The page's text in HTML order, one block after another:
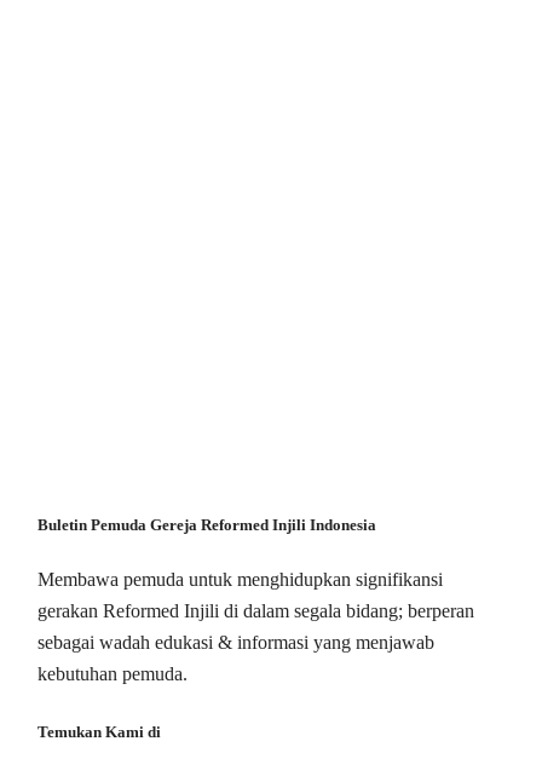
Buletin Pemuda Gereja Reformed Injili Indonesia
Membawa pemuda untuk menghidupkan signifikansi
gerakan Reformed Injili di dalam segala bidang; berperan
sebagai wadah edukasi & informasi yang menjawab
kebutuhan pemuda.
Temukan Kami di